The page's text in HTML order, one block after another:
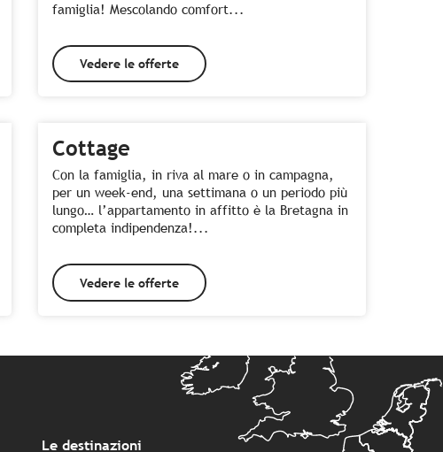
famiglia! Mescolando comfort...
Vedere le offerte
Cottage
Con la famiglia, in riva al mare o in campagna,
per un week-end, una settimana o un periodo più
lungo… l’appartamento in affitto è la Bretagna in
completa indipendenza!...
Vedere le offerte
Le destinazioni